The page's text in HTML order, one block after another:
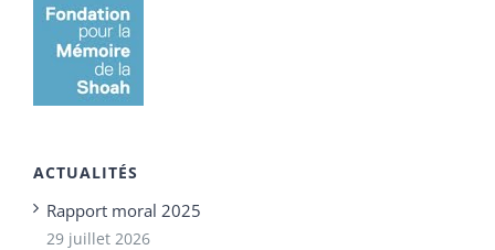
ACTUALITÉS
Rapport moral 2025
29 juillet 2026